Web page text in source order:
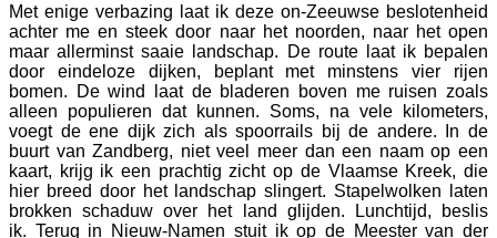
Met enige verbazing laat ik deze on-Zeeuwse beslotenheid
achter me en steek door naar het noorden, naar het open
maar allerminst saaie landschap. De route laat ik bepalen
door eindeloze dijken, beplant met minstens vier rijen
bomen. De wind laat de bladeren boven me ruisen zoals
alleen populieren dat kunnen. Soms, na vele kilometers,
voegt de ene dijk zich als spoorrails bij de andere. In de
buurt van Zandberg, niet veel meer dan een naam op een
kaart, krijg ik een prachtig zicht op de Vlaamse Kreek, die
hier breed door het landschap slingert. Stapelwolken laten
brokken schaduw over het land glijden. Lunchtijd, beslis
ik. Terug in Nieuw-Namen stuit ik op de Meester van der